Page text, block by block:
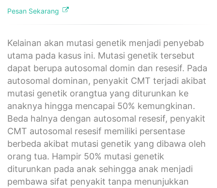
Pesan Sekarang
Kelainan akan mutasi genetik menjadi penyebab
utama pada kasus ini. Mutasi genetik tersebut
dapat berupa autosomal domin dan resesif. Pada
autosomal dominan, penyakit CMT terjadi akibat
mutasi genetik orangtua yang diturunkan ke
anaknya hingga mencapai 50% kemungkinan.
Beda halnya dengan autosomal resesif, penyakit
CMT autosomal resesif memiliki persentase
berbeda akibat mutasi genetik yang dibawa oleh
orang tua. Hampir 50% mutasi genetik
diturunkan pada anak sehingga anak menjadi
pembawa sifat penyakit tanpa menunjukkan